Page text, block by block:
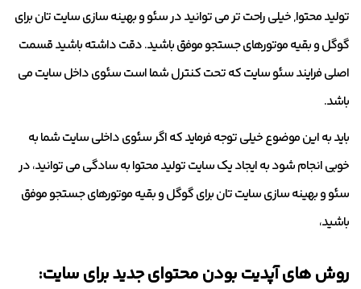
تولید محتوا, خیلی راحت تر می توانید در سئو و بهینه سازی سایت تان برای
گوگل و بقیه موتورهای جستجو موفق باشید. دقت داشته باشید قسمت
اصلی فرایند سئو سایت که تحت کنترل شما است سئوی داخل سایت می
باشد.
باید به این موضوع خیلی توجه فرماید که اگر سئوی داخلی سایت شما به
خوبی انجام شود به ایجاد یک سایت تولید محتوا به سادگی می توانید، در
سئو و بهینه سازی سایت تان برای گوگل و بقیه موتورهای جستجو موفق
باشید،
روش های آپدیت بودن محتوای جدید برای سایت: